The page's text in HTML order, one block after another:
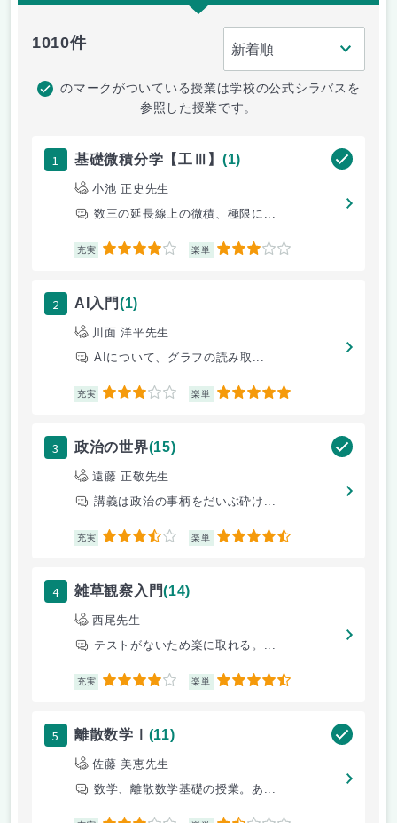
1010件
のマークがついている授業は学校の公式シラバスを
参照した授業です。
1 基礎微積分学【工Ⅲ】 (1)
小池 正史先生
数三の延長線上の微積、極限に...
充実 4 楽単 3
2 AI入門(1)
川面 洋平先生
AIについて、グラフの読み取...
充実 3 楽単 5
3 政治の世界(15)
遠藤 正敬先生
講義は政治の事柄をだいぶ砕け...
充実 3.5 楽単 4.5
4 雑草観察入門(14)
西尾先生
テストがないため楽に取れる。...
充実 4 楽単 4.5
5 離散数学Ⅰ (11)
佐藤 美恵先生
数学、離散数学基礎の授業。あ...